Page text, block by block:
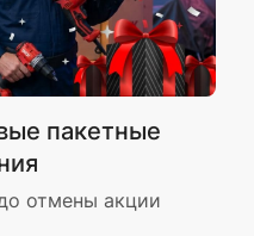
пакетные
отмены акции